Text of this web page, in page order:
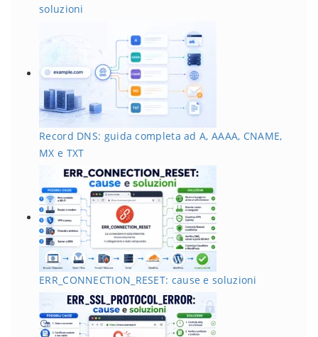
soluzioni
Record DNS: guida completa ad A, AAAA, CNAME,
MX e TXT
ERR_CONNECTION_RESET: cause e soluzioni